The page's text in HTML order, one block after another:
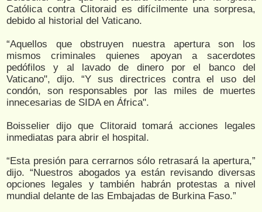
Católica contra Clitoraid es difícilmente una sorpresa,
debido al historial del Vaticano.
“Aquellos que obstruyen nuestra apertura son los
mismos criminales quienes apoyan a sacerdotes
pedófilos y al lavado de dinero por el banco del
Vaticano", dijo. “Y sus directrices contra el uso del
condón, son responsables por las miles de muertes
innecesarias de SIDA en África".
Boisselier dijo que Clitoraid tomará acciones legales
inmediatas para abrir el hospital.
“Esta presión para cerrarnos sólo retrasará la apertura,”
dijo. “Nuestros abogados ya están revisando diversas
opciones legales y también habrán protestas a nivel
mundial delante de las Embajadas de Burkina Faso.”